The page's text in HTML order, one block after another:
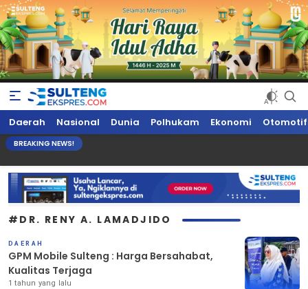
Sultengekspres.com
Berita Seputar Sulteng Hari Ini, Update Terkini, Suaranya Rakyat
Sulteng
Daerah Nasional Dunia Polhukam Ekonomi Otomotif
BREAKING NEWS!
#DR. RENY A. LAMADJIDO
DAERAH
GPM Mobile Sulteng : Harga Bersahabat,
Kualitas Terjaga
1 tahun yang lalu